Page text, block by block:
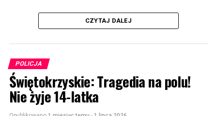
CZYTAJ DALEJ
POLICJA
Świętokrzyskie: Tragedia na polu!
Nie żyje 14-latka